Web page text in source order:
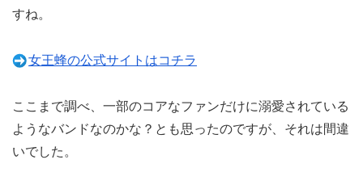
すね。
女王蜂の公式サイトはコチラ
ここまで調べ、一部のコアなファンだけに溺愛されている
ようなバンドなのかな？とも思ったのですが、それは間違
いでした。